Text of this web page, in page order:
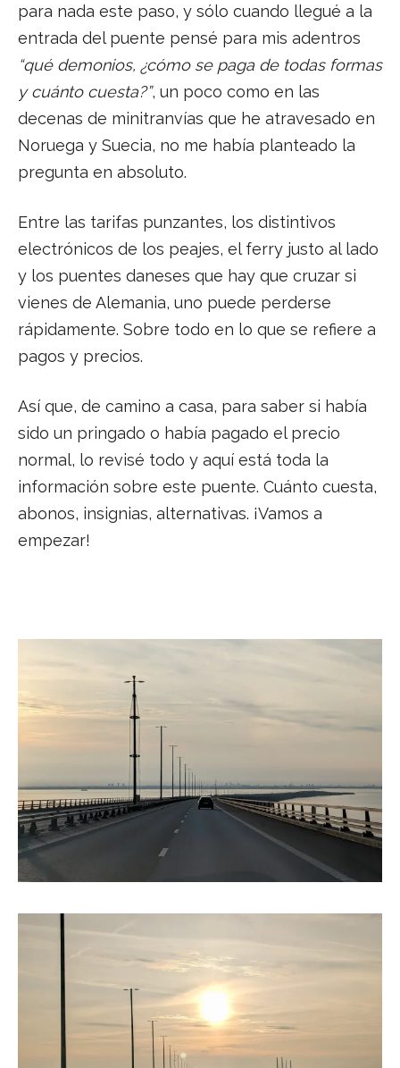
para nada este paso, y sólo cuando llegué a la
entrada del puente pensé para mis adentros
“qué demonios, ¿cómo se paga de todas formas
y cuánto cuesta?”, un poco como en las
decenas de minitranvías que he atravesado en
Noruega y Suecia, no me había planteado la
pregunta en absoluto.
Entre las tarifas punzantes, los distintivos
electrónicos de los peajes, el ferry justo al lado
y los puentes daneses que hay que cruzar si
vienes de Alemania, uno puede perderse
rápidamente. Sobre todo en lo que se refiere a
pagos y precios.
Así que, de camino a casa, para saber si había
sido un pringado o había pagado el precio
normal, lo revisé todo y aquí está toda la
información sobre este puente. Cuánto cuesta,
abonos, insignias, alternativas. ¡Vamos a
empezar!